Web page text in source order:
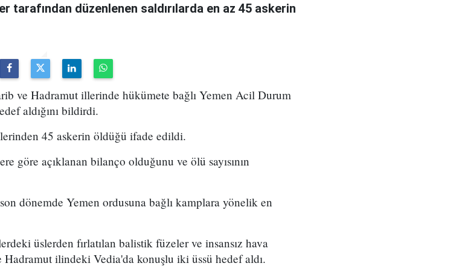
tarafından düzenlenen saldırılarda en az 45 askerin
ve Hadramut illerinde hükümete bağlı Yemen Acil Durum
aldığını bildirdi.
45 askerin öldüğü ifade edildi.
göre açıklanan bilanço olduğunu ve ölü sayısının
dönemde Yemen ordusuna bağlı kamplara yönelik en
üslerden fırlatılan balistik füzeler ve insansız hava
ilindeki Vedia'da konuşlu iki üssü hedef aldı.